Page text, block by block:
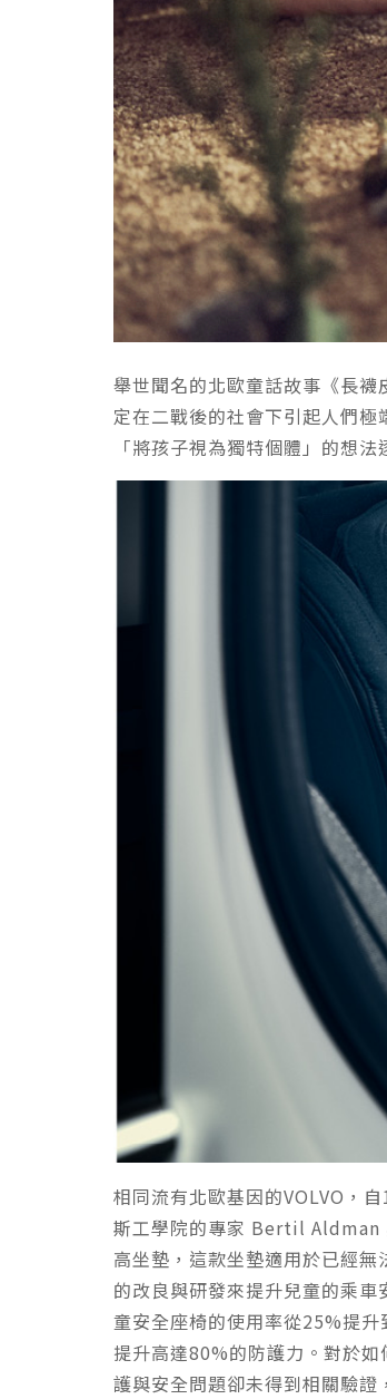
舉世聞名的北歐童話故事《長
定在二戰後的社會下引起人們
「將孩子視為獨特個體」的想法
相同流有北歐基因的VOLVO，
斯工學院的專家 Bertil Aldman
高坐墊，這款坐墊適用於已經
的改良與研發來提升兒童的乘
童安全座椅的使用率從25%提
提升高達80%的防護力。對於
護與安全問題卻未得到相關驗